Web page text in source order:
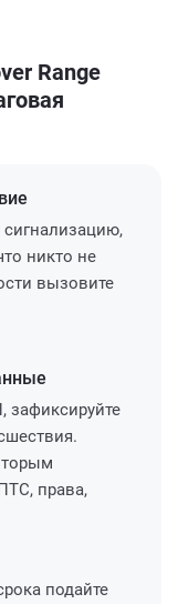
Range
никто не
вызовите
зафиксируйте
права,
подайте